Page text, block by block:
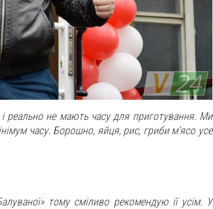
реально не мають часу для приготування. Ми
часу. Борошно, яйця, рис, гриби м’ясо усе
тому сміливо рекомендую її усім. У